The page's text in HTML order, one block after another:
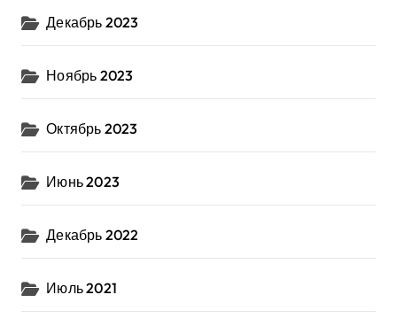
Декабрь 2023
Ноябрь 2023
Октябрь 2023
Июнь 2023
Декабрь 2022
Июль 2021